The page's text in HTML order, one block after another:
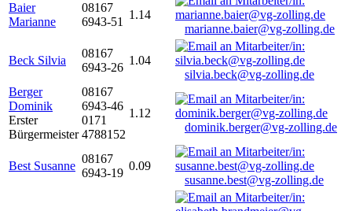
Baier
Marianne
08167
6943-51
1.14
marianne.baier@vg-zolling.de
Beck Silvia
08167
6943-26
1.04
silvia.beck@vg-zolling.de
Berger
Dominik
Erster
Bürgermeister
08167
6943-46
0171
4788152
1.12
dominik.berger@vg-zolling.de
Best Susanne
08167
6943-19
0.09
susanne.best@vg-zolling.de